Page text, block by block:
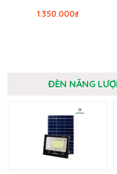
₫
1.350.000
ĐÈN NĂNG